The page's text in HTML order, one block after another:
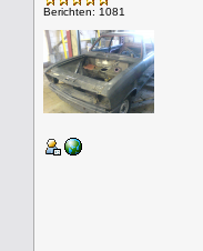
Berichten: 1081